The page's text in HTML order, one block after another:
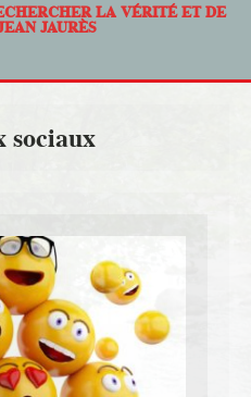
LA VÉRITÉ ET DE
JAURÈS
sociaux